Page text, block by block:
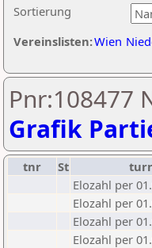
Sortierung
Vereinslisten:Wien
Pnr:108477
Grafik
tnr St
Elozahl per
Elozahl per
Elozahl per
Elozahl per